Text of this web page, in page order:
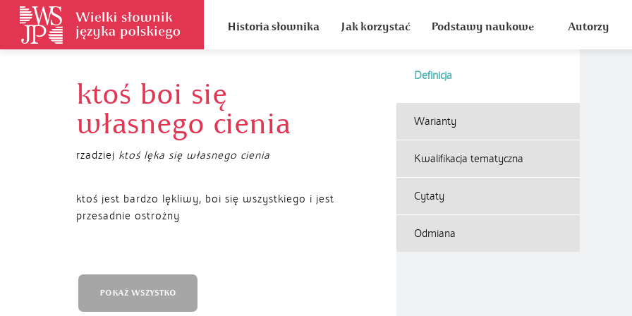
Historia słownika Jak korzystać Podstawy naukowe Autorzy
ktoś boi się
własnego cienia
rzadziej ktoś lęka się własnego cienia
Definicja
ktoś jest bardzo lękliwy, boi się wszystkiego i jest
przesadnie ostrożny
Warianty
Kwalifikacja tematyczna
Cytaty
Odmiana
POKAŻ WSZYSTKO